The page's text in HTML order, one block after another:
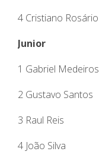
4 Cristiano Rosário
Junior
1 Gabriel Medeiros
2 Gustavo Santos
3 Raul Reis
4 João Silva